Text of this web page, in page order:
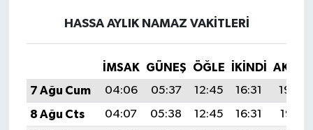
HASSA AYLIK NAMAZ VAKITLERI
İMSAK GÜNEŞ ÖĞLE İKINDI
7 Ağu Cum
04:06 05:37 12:45 16:31
19:42
8 Ağu Cts
04:07 05:38 12:45 16:31
19:41